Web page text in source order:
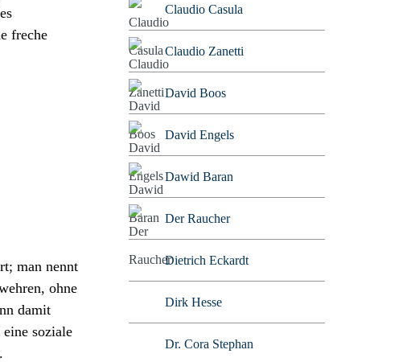
freche
man nennt
ohne
damit
soziale
Claudio Casula
Claudio Zanetti
David Boos
David Engels
Dawid Baran
Der Raucher
Dietrich Eckardt
Dirk Hesse
Dr. Cora Stephan